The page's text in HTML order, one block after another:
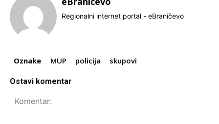
Regionalni internet portal - eBraničevo
Oznake MUP policija skupovi
Ostavi komentar